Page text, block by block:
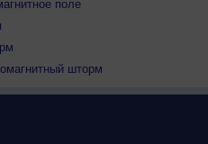
поле
шторм